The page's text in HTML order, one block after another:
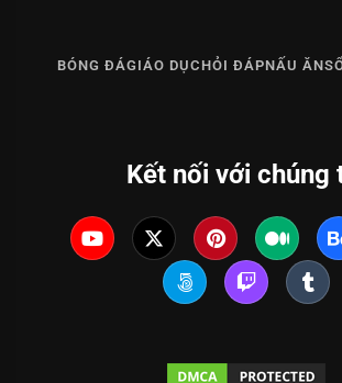
BÓNG ĐÁGIÁO DỤC HỎI ĐÁPNẤU ĂN
Kết nối với chúng